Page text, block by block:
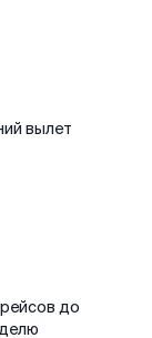
вылет
до